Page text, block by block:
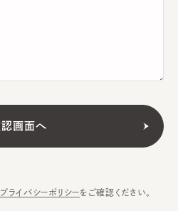
プライバシーポリシーをご確認ください。